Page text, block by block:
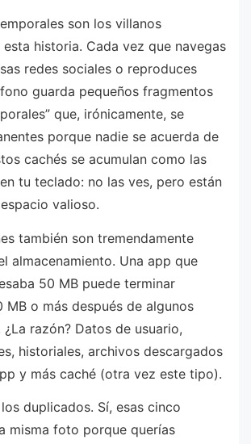
son los villanos
historia. Cada vez que navegas
redes sociales o reproduces
guarda pequeños fragmentos
que, irónicamente, se
porque nadie se acuerda de
cachés se acumulan como las
tu teclado: no las ves, pero están
valioso.
también son tremendamente
almacenamiento. Una app que
50 MB puede terminar
MB o más después de algunos
¿La razón? Datos de usuario,
historiales, archivos descargados
y más caché (otra vez este tipo).
duplicados. Sí, esas cinco
misma foto porque querías